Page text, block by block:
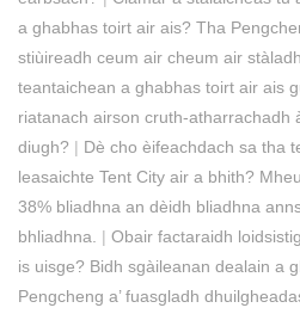
a ghabhas toirt air ais? Tha
stiùireadh ceum air cheum air
teantaichean a ghabhas toirt air ais
riatanach airson cruth-atharrachadh
diugh? | Dè cho èifeachdach sa tha
leasaichte Tent City air a bhith?
38% bliadhna an dèidh bliadhna
bhliadhna.
| Obair factaraidh
is uisge? Bidh sgàileanan dealain a
Pengcheng a’ fuasgladh